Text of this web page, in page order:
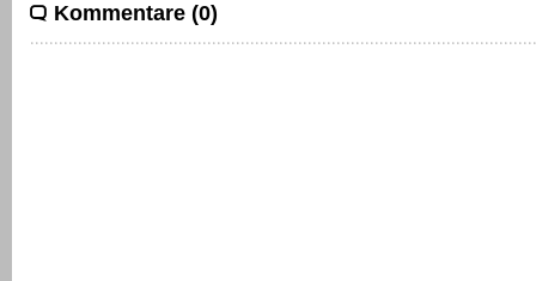
Kommentare (0)